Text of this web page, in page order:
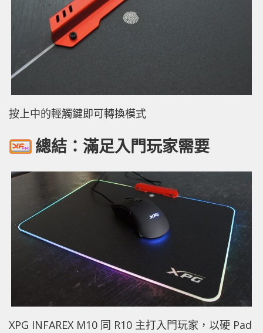
按上中的輕觸鍵即可轉換模式
總結：滿足入門玩家需要
XPG INFAREX M10 同 R10 主打入門玩家，以硬 Pad